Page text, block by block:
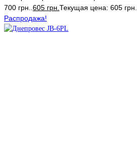
700 грн.. 605 грн. Текущая цена: 605 грн..
Распродажа!